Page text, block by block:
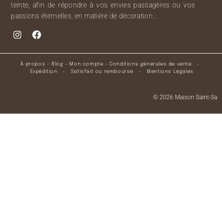
teinte, afin de répondre à vos envies passagères ou vos
passions éternelles, en matière de décoration…
À propos – Blog – Mon compte –Conditions générales de vente –
Expédition – Satisfait ou remboursé – Mentions Légales
© 2026 Maison Saint-Sa